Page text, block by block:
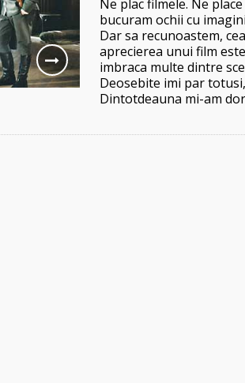
Ne plac filmele. Ne
bucuram ochii cu
Dar sa recunoastem,
aprecierea unui film
imbraca multe dintre
Deosebite imi par
Dintotdeauna mi-am